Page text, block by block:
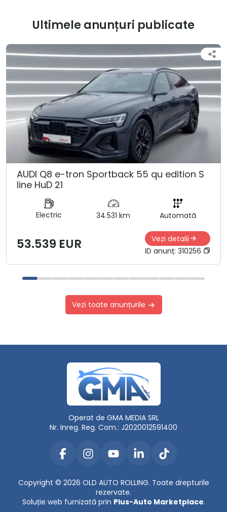
Ultimele anunțuri publicate
AUDI Q8 e-tron Sportback 55 qu edition S
line HuD 21
Electric 34.531 km Automată
53.539 EUR
Vezi detalii
ID anunț: 310256
Vezi toate anunțurile
Operat de GMA MEDIA SRL
Nr. Inreg. Reg. Com.: J2020012591400
Copyright © 2026 OLD AUTO ROLLING. Toate drepturile
rezervate.
Soluție web furnizată prin Plus-Auto Marketplace.